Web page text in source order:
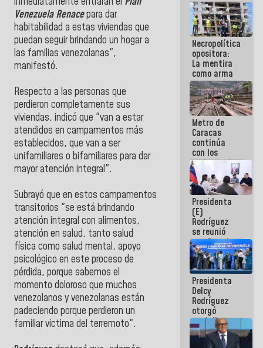
Venezuela Renacepara dar
habitabilidad a estas viviendas que
puedan seguir brindando un hogar a
las familias venezolanas",
manifestó.
Respecto a las personas que
perdieron completamente sus
viviendas, indicó que "van a estar
atendidos en campamentos más
establecidos, que van a ser
unifamiliares o bifamiliares para dar
mayor atención integral".
Subrayó que en estos campamentos
transitorios "se está brindando
atención integral con alimentos,
atención en salud, tanto salud
física como salud mental, apoyo
psicológico en este proceso de
pérdida, porque sabemos el
momento doloroso que muchos
venezolanos y venezolanas están
padeciendo porque perdieron un
familiar víctima del terremoto".
para
optimizar
manejo de
escombros
en La Guaira
Necropolítica
opositora:
La mentira
como arma
contra el
Pueblo
Metro de
Caracas
continúa
con los
trabajos de
mantenimiento
e inspección
en la Línea 2
Presidenta
(E)
Rodríguez
se reunió
con Estado
Mayor
Eléctrico
para
abordar
planes de
acción
Presidenta
Delcy
Rodríguez
otorgó
medalla
"Héroe de
Venezuela"